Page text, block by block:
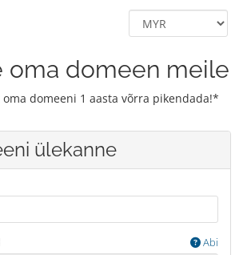
oma domeen meile
domeeni 1 aasta võrra pikendada!*
ülekanne
Abi